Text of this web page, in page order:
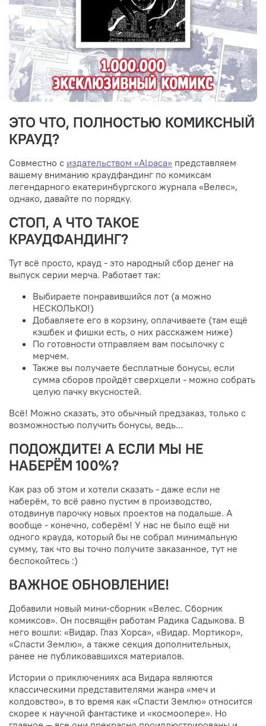
ЭТО ЧТО, ПОЛНОСТЬЮ КОМИКСНЫЙ
КРАУД?
Совместно с издательством «Alpaca» представляем
вашему вниманию краудфандинг по комиксам
легендарного екатеринбургского журнала «Велес»,
однако, давайте по порядку.
СТОП, А ЧТО ТАКОЕ
КРАУДФАНДИНГ?
Тут всё просто, крауд - это народный сбор денег на
выпуск серии мерча. Работает так:
Выбираете понравившийся лот (а можно
НЕСКОЛЬКО!)
Добавляете его в корзину, оплачиваете (там ещё
кэшбек и фишки есть, о них расскажем ниже)
По готовности отправляем вам посылочку с
мерчем.
Также вы получаете бесплатные бонусы, если
сумма сборов пройдёт сверхцели - можно собрать
целую пачку вкусностей.
Всё! Можно сказать, это обычный предзаказ, только с
возможностью получить бонусы, ведь...
ПОДОЖДИТЕ! А ЕСЛИ МЫ НЕ
НАБЕРЁМ 100%?
Как раз об этом и хотели сказать - даже если не
наберём, то всё равно пустим в производство,
отодвинув парочку новых проектов на подальше. А
вообще - конечно, соберём! У нас не было ещё ни
одного крауда, который бы не собрал минимальную
сумму, так что вы точно получите заказанное, тут не
беспокойтесь :)
ВАЖНОЕ ОБНОВЛЕНИЕ!
Добавили новый мини-сборник «Велес. Сборник
комиксов». Он посвящён работам Радика Садыкова. В
него вошли: «Видар. Глаз Хорса», «Видар. Мортикор»,
«Спасти Землю», а также секция дополнительных,
ранее не публиковавшихся материалов.
Истории о приключениях аса Видара являются
классическими представителями жанра «меч и
колдовство», в то время как «Спасти Землю» относится
скорее к научной фантастике и «космоопере». Но